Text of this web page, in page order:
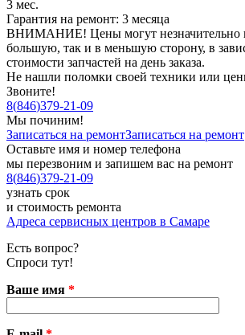
3 мес.
Гарантия на ремонт: 3 месяца
ВНИМАНИЕ! Цены могут незначительно
большую, так и в меньшую сторону, в
стоимости запчастей на день заказа.
Не нашли поломки своей техники или
Звоните!
8(846)379-21-09
Мы починим!
Записаться на ремонтЗаписаться на ремонт
Оставьте имя и номер телефона
мы перезвоним и запишем вас на ремонт
8(846)379-21-09
узнать срок
и стоимость ремонта
Адреса сервисных центров в Самаре
Есть вопрос?
Спроси тут!
Ваше имя *